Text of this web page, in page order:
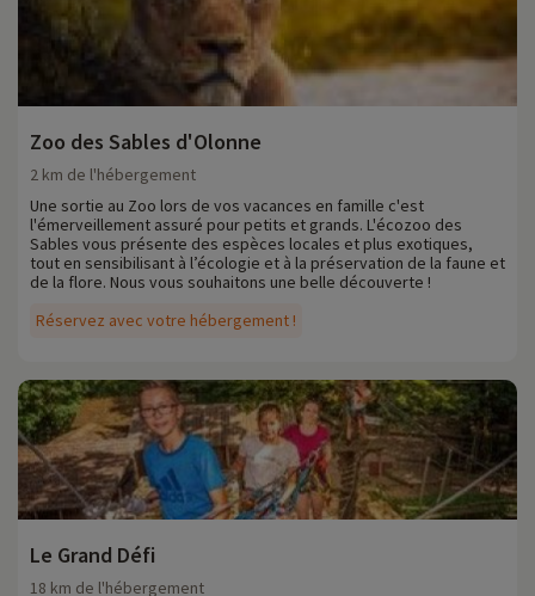
Zoo des Sables d'Olonne
Réservez avec votre hébergement !
2 km de l'hébergement
Une sortie au Zoo lors de vos vacances en famille c'est
l'émerveillement assuré pour petits et grands. L'écozoo des
Sables vous présente des espèces locales et plus exotiques,
tout en sensibilisant à l’écologie et à la préservation de la faune et
de la flore. Nous vous souhaitons une belle découverte !
Le Grand Défi
18 km de l'hébergement